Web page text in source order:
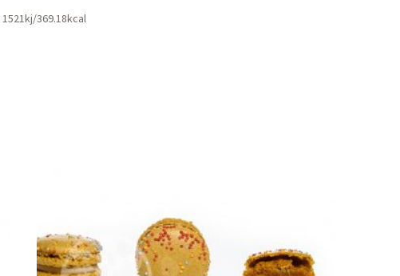
1521kj/369.18kcal